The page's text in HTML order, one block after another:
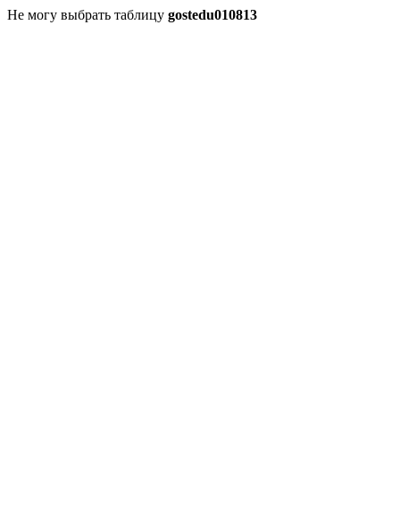
Не могу выбрать таблицу gostedu010813